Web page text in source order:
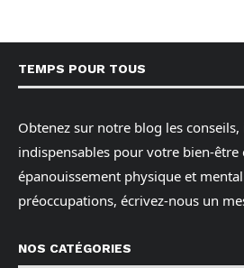
TEMPS POUR TOUS
Obtenez sur notre blog les conseils,
indispensables pour votre bien-être
épanouissement physique et
préoccupations, écrivez-nous un
NOS CATÉGORIES